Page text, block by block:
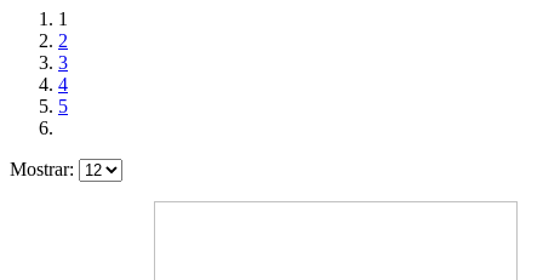
1
2
3
4
5
Mostrar: